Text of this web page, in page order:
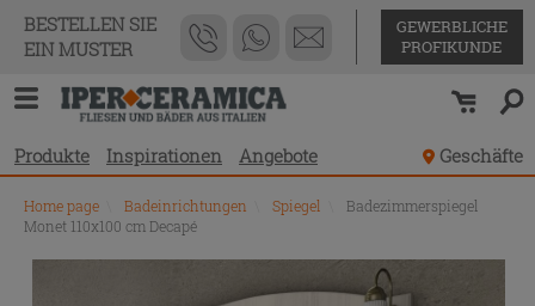
BESTELLEN SIE
EIN MUSTER
GEWERBLICHE
PROFIKUNDE
Produkte Inspirationen Angebote Geschäfte
Home page Badeinrichtungen Spiegel
Badezimmerspiegel
Monet 110x100 cm Decapé